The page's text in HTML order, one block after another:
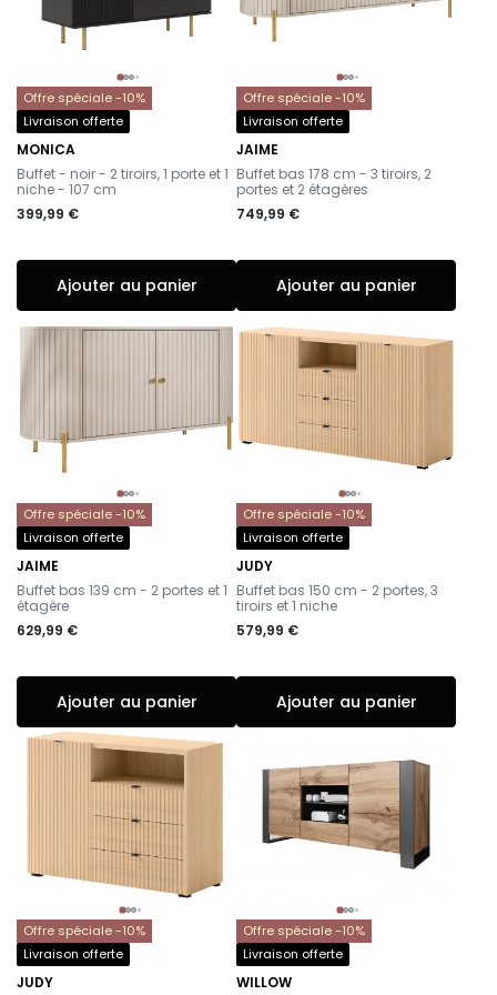
Offre spéciale -10%
Livraison offerte
MONICA
-
Buffet - noir - 2 tiroirs, 1 porte et 1
niche - 107 cm
399,99 €
Ajouter au panier
Offre spéciale -10%
Livraison offerte
JAIME
-
Buffet bas 178 cm - 3 tiroirs, 2
portes et 2 étagères
749,99 €
Ajouter au panier
Offre spéciale -10%
Livraison offerte
JAIME
-
Buffet bas 139 cm - 2 portes et 1
étagère
629,99 €
Ajouter au panier
Offre spéciale -10%
Livraison offerte
JUDY
-
Buffet bas 150 cm - 2 portes, 3
tiroirs et 1 niche
579,99 €
Ajouter au panier
Offre spéciale -10%
Livraison offerte
JUDY
Offre spéciale -10%
Livraison offerte
WILLOW